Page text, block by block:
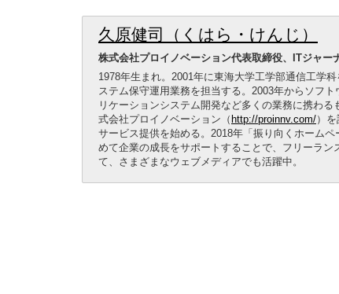
久原健司（くはら・けんじ）
株式会社プロイノベーション代表取締役、ITジャー
1978年生まれ。2001年に東海大学工学部通信工学
ステム保守運用業務を担当する。2003年からソフ
リケーションシステム開発など多くの業務に携わ
式会社プロイノベーション（ http://proinnv.com/）
サービス提供を始める。2018年「振り向くホームペ
めて企業の成長をサポートすることで、フリーラ
て、さまざまなウェブメディアでも活躍中。